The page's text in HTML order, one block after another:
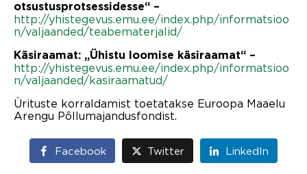
otsustusprotsessidesse“ –
http://yhistegevus.emu.ee/index.php/informatsioo
n/valjaanded/teabematerjalid/
Käsiraamat: „Ühistu loomise käsiraamat“ –
http://yhistegevus.emu.ee/index.php/informatsioo
n/valjaanded/kasiraamatud/
Ürituste korraldamist toetatakse Euroopa Maaelu
Arengu Põllumajandusfondist.
Facebook Twitter LinkedIn